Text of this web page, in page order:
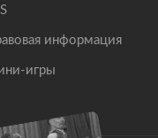
информация
игры